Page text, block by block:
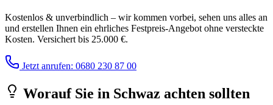
Kostenlos & unverbindlich – wir kommen vorbei, sehen uns alles an
und erstellen Ihnen ein ehrliches Festpreis-Angebot ohne versteckte
Kosten. Versichert bis 25.000 €.
Jetzt anrufen: 0680 230 87 00
Worauf Sie in Schwaz achten sollten